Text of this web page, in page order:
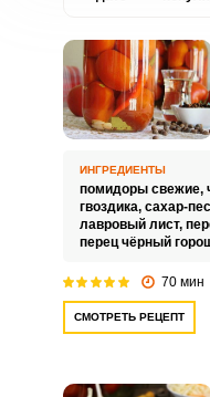
ИНГРЕДИЕНТЫ
помидоры свежие,
гвоздика, сахар-
лавровый лист,
перец чёрный
70 мин
СМОТРЕТЬ РЕЦЕПТ